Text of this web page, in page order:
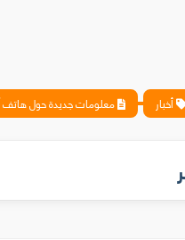
أخبار معلومات جديدة حول هاتف